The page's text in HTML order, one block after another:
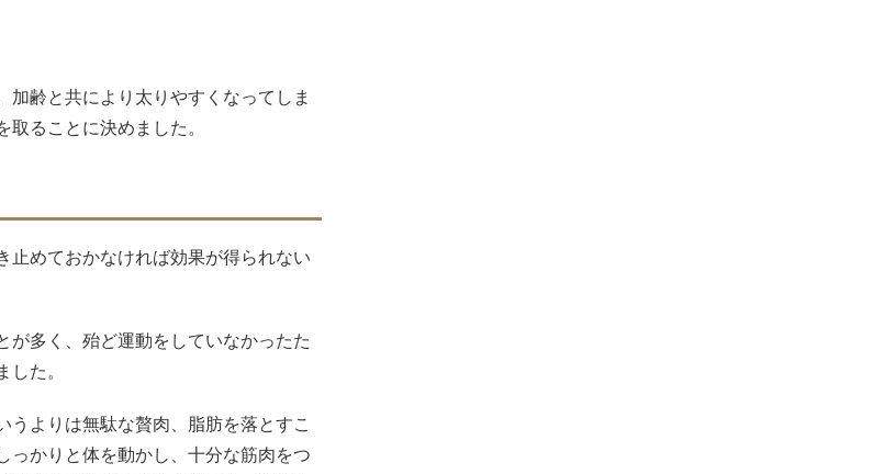
加齢と共により太りやすくなってしま
ることに決めました。
止めておかなければ効果が得られない
が多く、殆ど運動をしていなかったた
た。
よりは無駄な贅肉、脂肪を落とすこ
っかりと体を動かし、十分な筋肉をつ